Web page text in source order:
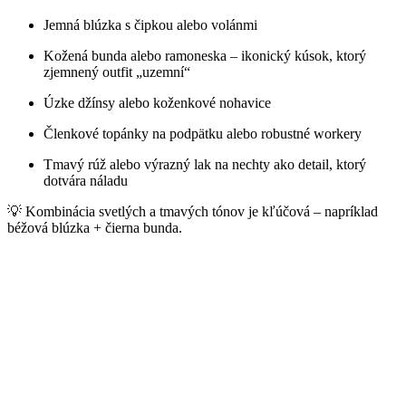
Jemná blúzka s čipkou alebo volánmi
Kožená bunda alebo ramoneska – ikonický kúsok, ktorý
zjemnený outfit „uzemní“
Úzke džínsy alebo koženkové nohavice
Členkové topánky na podpätku alebo robustné workery
Tmavý rúž alebo výrazný lak na nechty ako detail, ktorý
dotvára náladu
💡 Kombinácia svetlých a tmavých tónov je kľúčová – napríklad
béžová blúzka + čierna bunda.